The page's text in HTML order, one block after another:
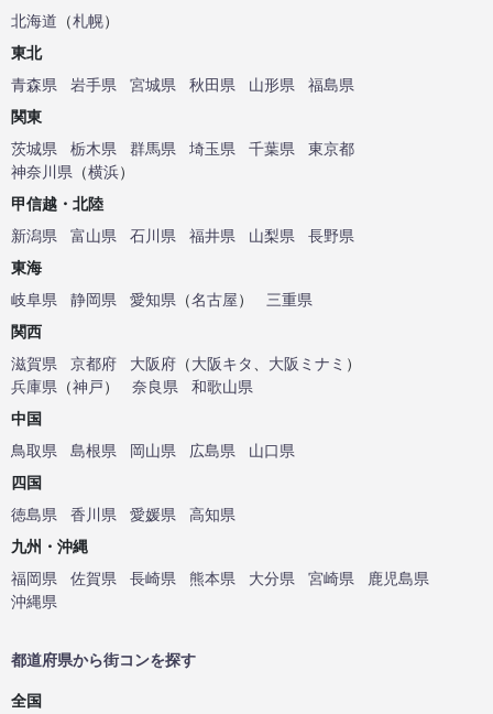
北海道 （札幌）
東北
青森県
岩手県 宮城県 秋田県 山形県
福島県
関東
茨城県
栃木県 群馬県 埼玉県 千葉県
東京都
神奈川県 （横浜）
甲信越・北陸
新潟県
富山県 石川県 福井県 山梨県
長野県
東海
岐阜県
静岡県 愛知県 （名古屋）
三重県
関西
滋賀県
京都府 大阪府 （大阪キタ 大阪ミナミ ）
兵庫県 （神戸） 奈良県
和歌山県
中国
鳥取県
島根県 岡山県 広島県
山口県
四国
徳島県
香川県 愛媛県
高知県
九州・沖縄
福岡県
佐賀県 長崎県 熊本県 大分県 宮崎県
鹿児島県
沖縄県
都道府県から街コンを探す
全国